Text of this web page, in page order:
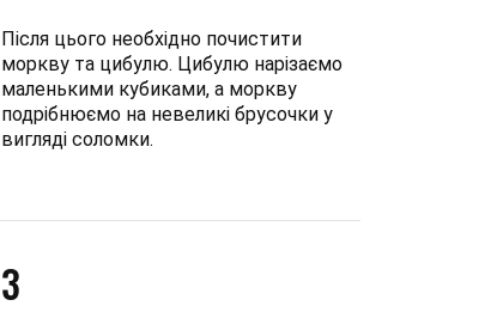
Після цього необхідно почистити
моркву та цибулю. Цибулю нарізаємо
маленькими кубиками, а моркву
подрібнюємо на невеликі брусочки у
вигляді соломки.
3